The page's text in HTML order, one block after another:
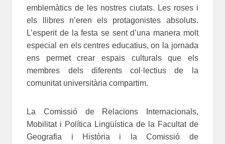
emblemàtics de les nostres ciutats. Les roses i
els llibres n’eren els protagonistes absoluts.
L’esperit de la festa se sent d’una manera molt
especial en els centres educatius, on la jornada
ens permet crear espais culturals que els
membres dels diferents col·lectius de la
comunitat universitària compartim.
La Comissió de Relacions Internacionals,
Mobilitat i Política Lingüística de la Facultat de
Geografia i Història i la Comissió de